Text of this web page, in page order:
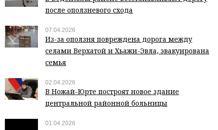
после оползневого схода
07.04.2026
Из-за оползня повреждена дорога между
селами Верхатой и Хьажи-Эвла, эвакуирована
семья
02.04.2026
В Ножай-Юрте построят новое здание
центральной районной больницы
01.04.2026